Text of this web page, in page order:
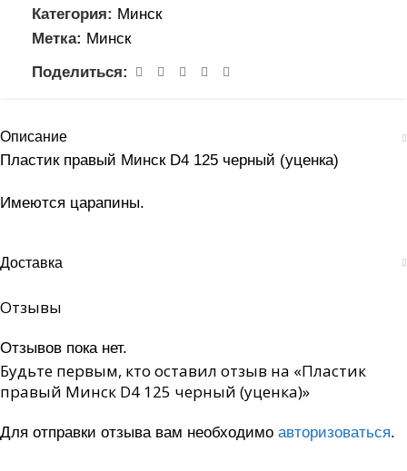
Категория: Минск
Метка: Минск
Поделиться:
Описание
Пластик правый Минск D4 125 черный (уценка)
Имеются царапины.
Доставка
Отзывы
Отзывов пока нет.
Будьте первым, кто оставил отзыв на «Пластик
правый Минск D4 125 черный (уценка)»
Для отправки отзыва вам необходимо авторизоваться.